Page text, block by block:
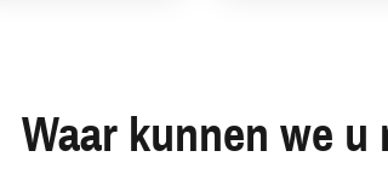
Waar kunnen we u